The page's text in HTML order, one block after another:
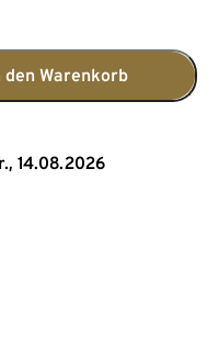
den Warenkorb
14.08.2026